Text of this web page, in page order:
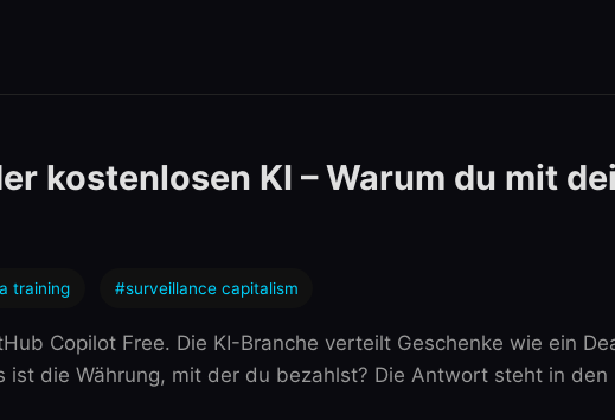
kostenlosen KI – Warum du mit
training #surveillance capitalism
Copilot Free. Die KI-Branche verteilt Geschenke wie ein
ist die Währung, mit der du bezahlst? Die Antwort steht in